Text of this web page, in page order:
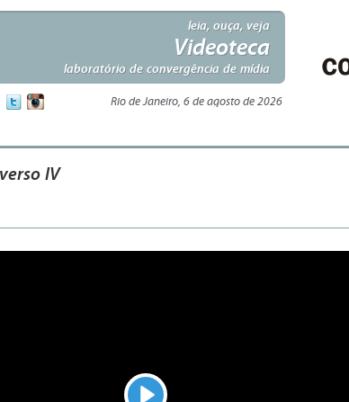
leia, ouça, veja
Videoteca
laboratório de convergência de mídia
Rio de Janeiro, 6 de agosto de 2026
IV